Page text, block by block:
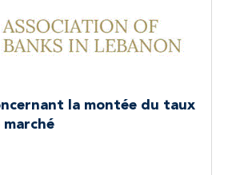
la montée du taux